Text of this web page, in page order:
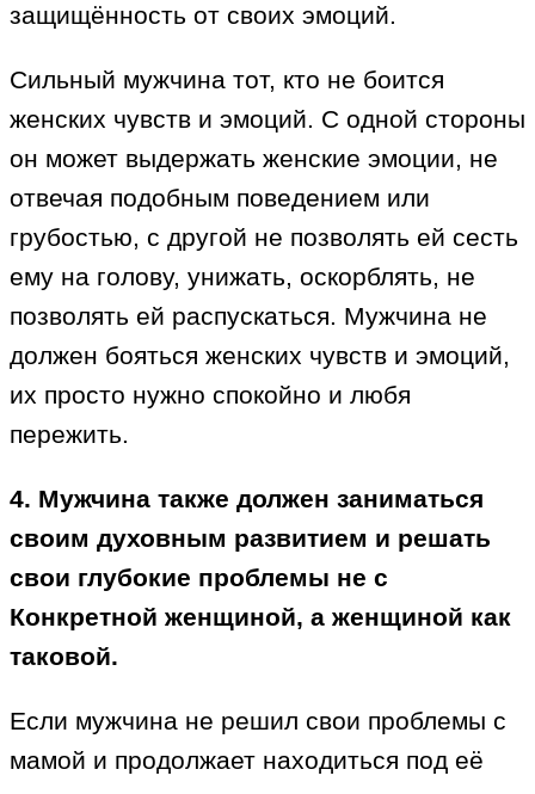
защищённость от своих эмоций.
Сильный мужчина тот, кто не боится
женских чувств и эмоций. С одной стороны
он может выдержать женские эмоции, не
отвечая подобным поведением или
грубостью, с другой не позволять ей сесть
ему на голову, унижать, оскорблять, не
позволять ей распускаться. Мужчина не
должен бояться женских чувств и эмоций,
их просто нужно спокойно и любя
пережить.
4. Мужчина также должен заниматься
своим духовным развитием и решать
свои глубокие проблемы не с
Конкретной женщиной, а женщиной как
таковой.
Если мужчина не решил свои проблемы с
мамой и продолжает находиться под её